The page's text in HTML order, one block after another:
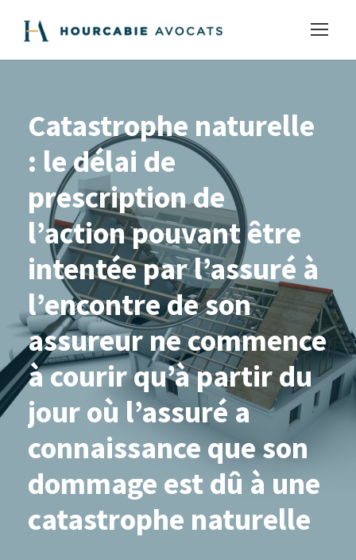
Catastrophe naturelle
: le délai de
prescription de
l’action pouvant être
intentée par l’assuré à
l’encontre de son
assureur ne commence
à courir qu’à partir du
jour où l’assuré a
connaissance que son
dommage est dû à une
catastrophe naturelle